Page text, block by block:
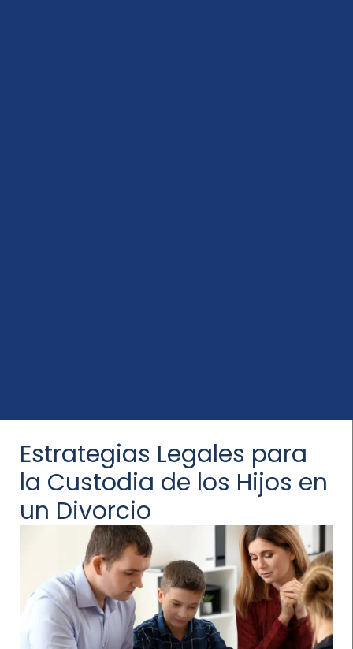
Estrategias Legales para
la Custodia de los Hijos en
un Divorcio